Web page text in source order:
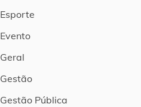
Esporte
Evento
Geral
Gestão
Gestão Pública